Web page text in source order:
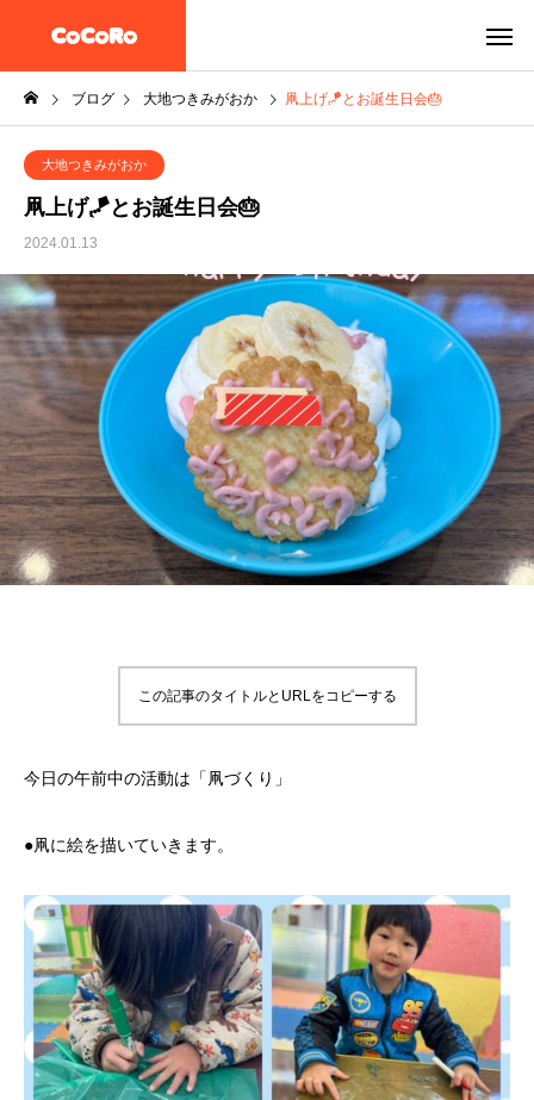
ブログ 大地つきみがおか 凧上げ🪁とお誕生日会🎂
大地つきみがおか
凧上げ🪁とお誕生日会🎂
2024.01.13
この記事のタイトルとURLをコピーする
今日の午前中の活動は「凧づくり」
●凧に絵を描いていきます。